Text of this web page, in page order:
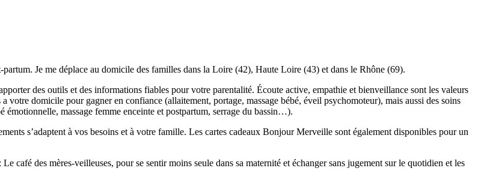
partum. Je me déplace au domicile des familles dans la Loire (42), Haute Loire (43) et dans le Rhône (69).
des outils et des informations fiables pour votre parentalité. Écoute active, empathie et bienveillance sont les valeurs
votre domicile pour gagner en confiance (allaitement, portage, massage bébé, éveil psychomoteur), mais aussi des soins
massage femme enceinte et postpartum, serrage du bassin…).
s’adaptent à vos besoins et à votre famille. Les cartes cadeaux Bonjour Merveille sont également disponibles pour un
café des mères-veilleuses, pour se sentir moins seule dans sa maternité et échanger sans jugement sur le quotidien et les